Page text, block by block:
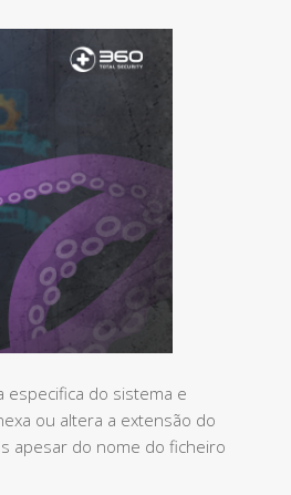
especifica do sistema e
ou altera a extensão do
apesar do nome do ficheiro